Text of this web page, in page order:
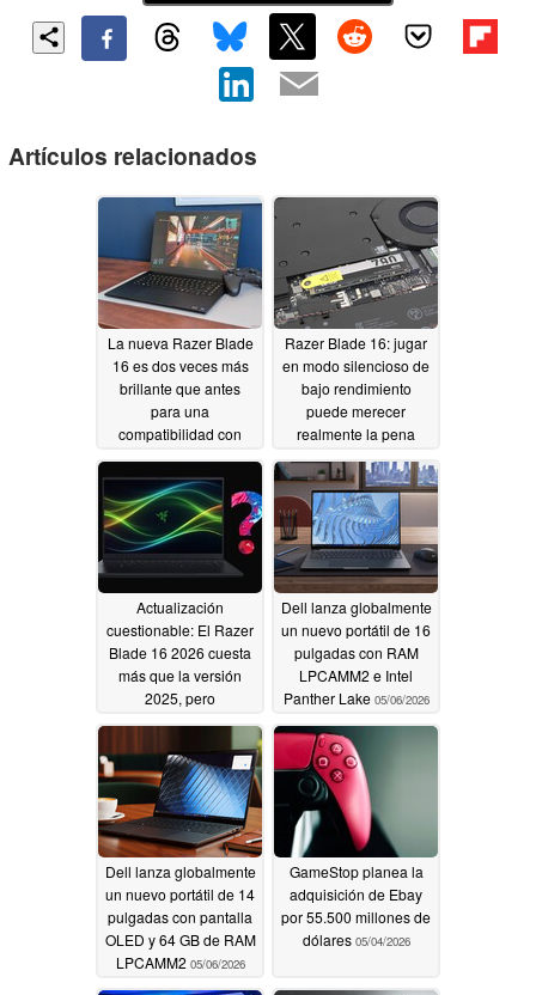
Artículos relacionados
La nueva Razer Blade
16 es dos veces más
brillante que antes
para una
compatibilidad con
significativamente
mejorada05/28/2026
Razer Blade 16: jugar
en modo silencioso de
bajo rendimiento
puede merecer
realmente la pena
05/28/2026
Actualización
cuestionable: El Razer
Blade 16 2026 cuesta
más que la versión
2025, pero
05/21/2026
Dell lanza globalmente
un nuevo portátil de 16
pulgadas con RAM
LPCAMM2 e Intel
Panther Lake 05/06/2026
Dell lanza globalmente
un nuevo portátil de 14
pulgadas con pantalla
OLED y 64 GB de RAM
LPCAMM2 05/06/2026
GameStop planea la
adquisición de Ebay
por 55.500 millones de
dólares 05/04/2026